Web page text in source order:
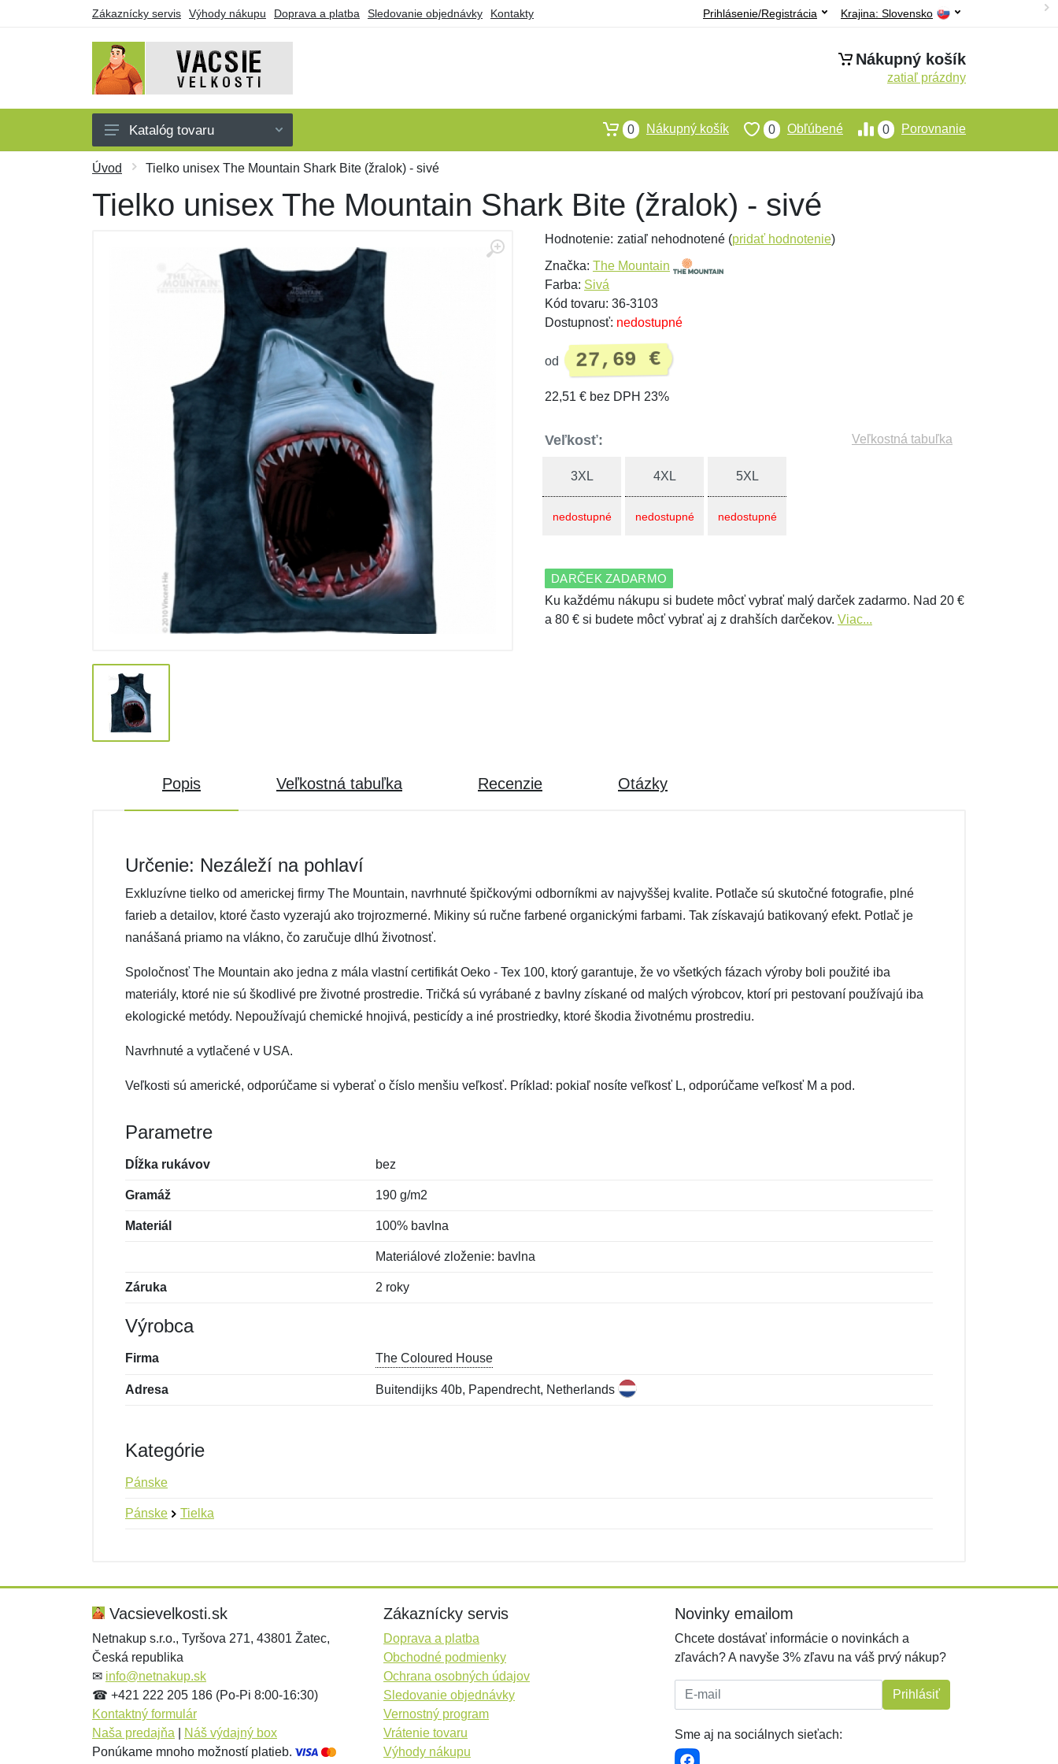
Zákaznícky servis Výhody nákupu Doprava a platba Sledovanie objednávky Kontakty Krajina: Slovensko
Prihlásenie/Registrácia
Nákupný košík
zatiaľ prázdny
Pánske
Dámske
Obuv a ponožky
Darčekové poukazy
Katalóg tovaru 0 Porovnanie
0 Obľúbené
0 Nákupný košík
Úvod Tielko unisex The Mountain Shark Bite (žralok) - sivé
Tielko unisex The Mountain Shark Bite (žralok) - sivé
Hodnotenie: zatiaľ nehodnotené (pridať hodnotenie)
Značka: The Mountain
Farba: Sivá
Kód tovaru: 36-3103
Dostupnosť: nedostupné
od 27,69 €
22,51 € bez DPH 23%
Veľkosť: Veľkostná tabuľka
3XL
nedostupné
4XL
nedostupné
5XL
nedostupné
DARČEK ZADARMO
Ku každému nákupu si budete môcť vybrať malý darček zadarmo. Nad 20 €
a 80 € si budete môcť vybrať aj z drahších darčekov. Viac...
Popis Veľkostná tabuľka Recenzie Otázky
Určenie: Nezáleží na pohlaví
Exkluzívne tielko od americkej firmy The Mountain, navrhnuté špičkovými odborníkmi av najvyššej kvalite. Potlače sú skutočné fotografie, plné
farieb a detailov, ktoré často vyzerajú ako trojrozmerné. Mikiny sú ručne farbené organickými farbami. Tak získavajú batikovaný efekt. Potlač je
nanášaná priamo na vlákno, čo zaručuje dlhú životnosť.
Spoločnosť The Mountain ako jedna z mála vlastní certifikát Oeko - Tex 100, ktorý garantuje, že vo všetkých fázach výroby boli použité iba
materiály, ktoré nie sú škodlivé pre životné prostredie. Tričká sú vyrábané z bavlny získané od malých výrobcov, ktorí pri pestovaní používajú iba
ekologické metódy. Nepoužívajú chemické hnojivá, pesticídy a iné prostriedky, ktoré škodia životnému prostrediu.
Navrhnuté a vytlačené v USA.
Veľkosti sú americké, odporúčame si vyberať o číslo menšiu veľkosť. Príklad: pokiaľ nosíte veľkosť L, odporúčame veľkosť M a pod.
Parametre
Dĺžka rukávov bez
Gramáž 190 g/m2
Materiál 100% bavlna
Materiálové zloženie: bavlna
Záruka 2 roky
Výrobca
Firma The Coloured House
Adresa Buitendijks 40b, Papendrecht, Netherlands
Kategórie
Pánske
Pánske Tielka
Správa*
Správa*
Vacsievelkosti.sk
Netnakup s.r.o., Tyršova 271, 43801 Žatec,
Česká republika
✉ info@netnakup.sk
☎ +421 222 205 186 (Po-Pi 8:00-16:30)
Kontaktný formulár
Naša predajňa
Náš výdajný box
Ponúkame mnoho možností platieb.
Zákaznícky servis
Doprava a platba
Obchodné podmienky
Ochrana osobných údajov
Sledovanie objednávky
Vernostný program
Vrátenie tovaru
Výhody nákupu
Novinky emailom
Chcete dostávať informácie o novinkách a
zľavách? A navyše 3% zľavu na váš prvý nákup?
E-mail: Prihlásiť
Sme aj na sociálnych sieťach: